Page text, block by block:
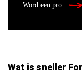
Word een pro
Wat is sneller